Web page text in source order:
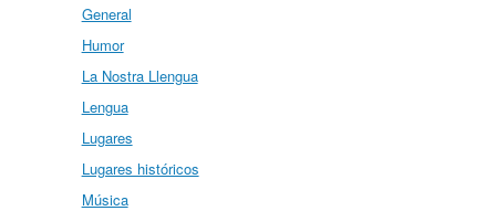
General
Humor
La Nostra Llengua
Lengua
Lugares
Lugares históricos
Música